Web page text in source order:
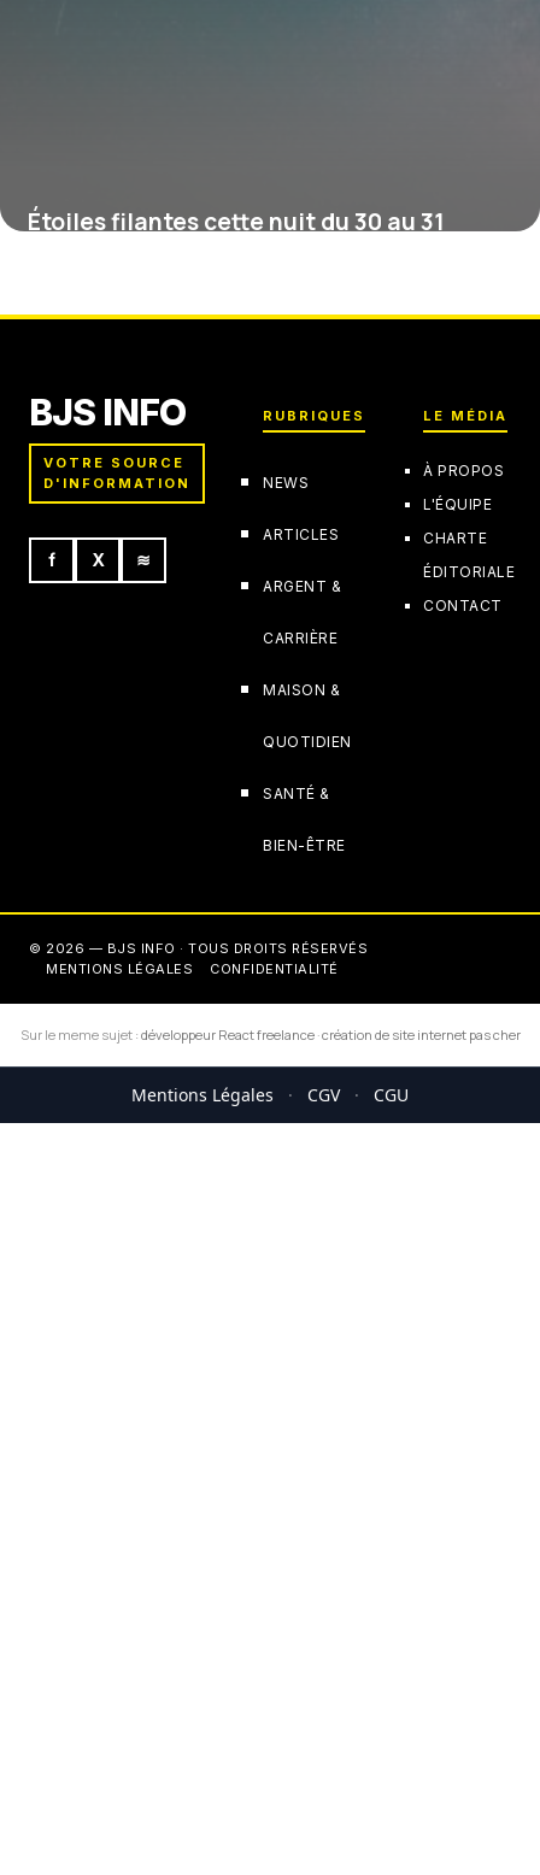
Étoiles filantes cette nuit du 30 au 31
BJS INFO
VOTRE SOURCE
D'INFORMATION
f X ≋
RUBRIQUES
NEWS
ARTICLES
ARGENT &
CARRIÈRE
MAISON &
QUOTIDIEN
SANTÉ &
BIEN-ÊTRE
LE MÉDIA
À PROPOS
L'ÉQUIPE
CHARTE
ÉDITORIALE
CONTACT
© 2026 — BJS INFO · TOUS DROITS RÉSERVÉS
MENTIONS LÉGALES
CONFIDENTIALITÉ
Sur le meme sujet : développeur React freelance·création de site internet pas cher
Mentions Légales · CGV · CGU